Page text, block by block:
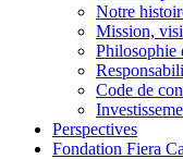
Notre
Mission,
Philosophie
Code de
Perspectives
Fondation Fiera